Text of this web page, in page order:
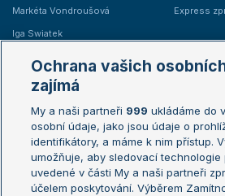
Markéta Vondroušová
Iga Swiatek
Express
Žebříčky
Žebříček ATP (muži)
Žebříček WTA (ženy)
Sázkařský žebříček
Australian
French
Wimbledon
US Open
Ochrana vašich
zajímá
My a naši partneři 999 ukládáme do
osobní údaje, jako jsou údaje o
identifikátory, a máme k nim přístup.
umožňuje, aby sledovací
uvedené v části My a naši partneři
účelem poskytování. Výběrem